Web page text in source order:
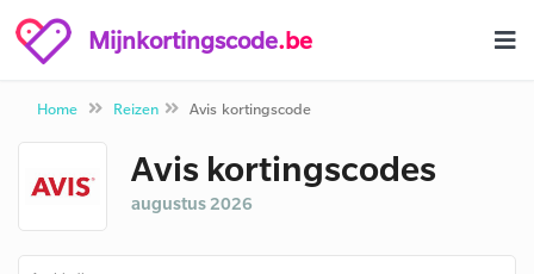
Mijnkortingscode.be
Home Reizen Avis kortingscode
Avis kortingscodes
augustus 2026